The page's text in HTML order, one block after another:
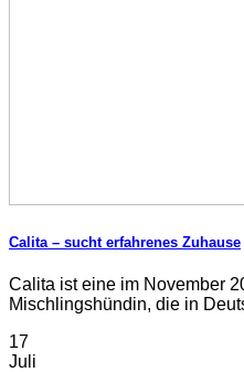
Calita – sucht erfahrenes Zuhause
Calita ist eine im November
Mischlingshündin, die in
17
Juli